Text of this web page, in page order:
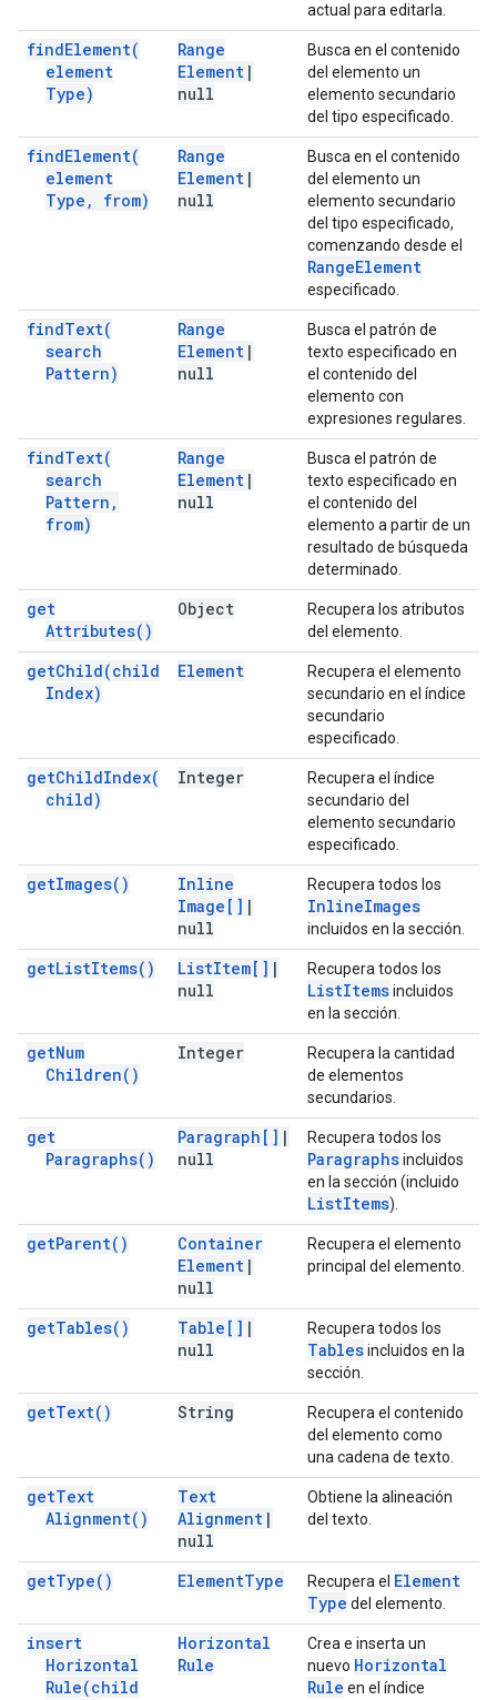
actual para editarla.
findElement(
element
Type)
Range
Element |
null
Busca en el contenido
del elemento un
elemento secundario
del tipo especificado.
findElement(
element
Type , from)
Range
Element |
null
Busca en el contenido
del elemento un
elemento secundario
del tipo especificado,
comenzando desde el
RangeElement
especificado.
findText(
search
Pattern)
Range
Element |
null
Busca el patrón de
texto especificado en
el contenido del
elemento con
expresiones regulares.
findText(
search
Pattern ,
from)
Range
Element |
null
Busca el patrón de
texto especificado en
el contenido del
elemento a partir de un
resultado de búsqueda
determinado.
get
Attributes( )
Object
Recupera los atributos
del elemento.
getChild(child
Index)
Element
Recupera el elemento
secundario en el índice
secundario
especificado.
getChildIndex(
child)
Integer
Recupera el índice
secundario del
elemento secundario
especificado.
getImages( )
Inline
Image[] |
null
Recupera todos los
InlineImages
incluidos en la sección.
getListItems( ) ListItem[] |
null
Recupera todos los
ListItemsincluidos
en la sección.
getNum
Children( )
Integer
Recupera la cantidad
de elementos
secundarios.
get
Paragraphs( )
Paragraph[] |
null
Recupera todos los
Paragraphsincluidos
en la sección (incluido
ListItems).
getParent( )
Container
Element |
null
Recupera el elemento
principal del elemento.
getTables( ) Table[] |
null
Recupera todos los
Tablesincluidos en la
sección.
getText( ) String
Recupera el contenido
del elemento como
una cadena de texto.
getText
Alignment( )
Text
Alignment |
null
Obtiene la alineación
del texto.
getType( ) ElementType Recupera el Element
Type del elemento.
insert
Horizontal
Rule(child
Horizontal
Rule
Crea e inserta un
nuevo Horizontal
Rule en el índice